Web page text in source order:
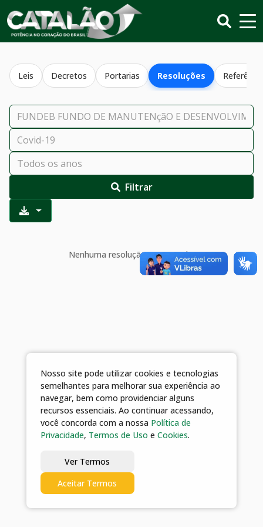
Leis Decretos Portarias Resoluções
Filtrar
Nenhuma resolução encontrada.
Nosso site pode utilizar cookies e tecnologias
semelhantes para melhorar sua experiência ao
navegar, bem como providenciar alguns
recursos essenciais. Ao continuar acessando,
você concorda com a nossa Política de
Privacidade, Termos de Uso e Cookies.
Ver Termos
Aceitar Termos